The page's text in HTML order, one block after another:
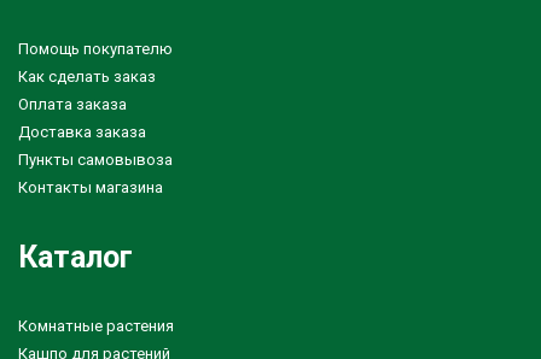
Помощь покупателю
Как сделать заказ
Оплата заказа
Доставка заказа
Пункты самовывоза
Контакты магазина
Каталог
Комнатные растения
Кашпо для растений